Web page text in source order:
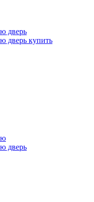
дверь
дверь купить
дверь